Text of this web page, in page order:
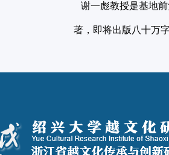
谢一彪教授是基地
著，即将出版八十万